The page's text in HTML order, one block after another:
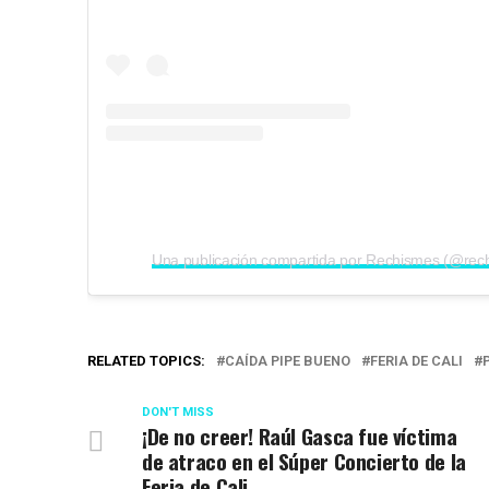
RELATED TOPICS: CAÍDA PIPE BUENO FERIA DE CALI
DON'T MISS
¡De no creer! Raúl Gasca fue víctima
de atraco en el Súper Concierto de la